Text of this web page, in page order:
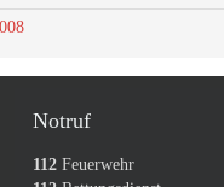
Notruf
112Feuerwehr